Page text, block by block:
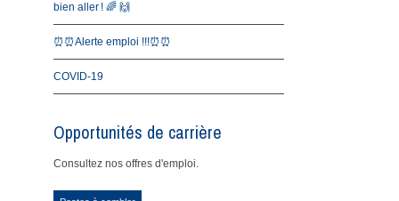
bien aller ! 🌈 🙌
⏰⏰Alerte emploi !!!⏰⏰
COVID-19
Opportunités de carrière
Consultez nos offres d'emploi.